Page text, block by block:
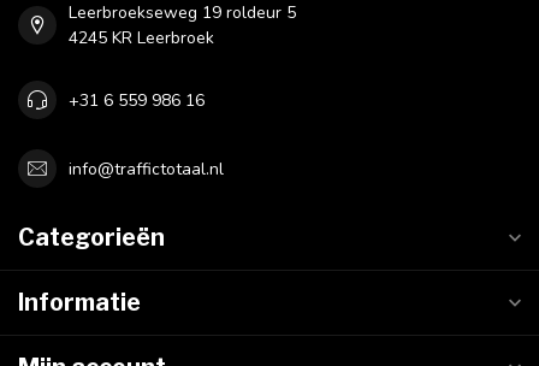
Leerbroekseweg 19 roldeur 5
4245 KR Leerbroek
+31 6 559 986 16
info@traffictotaal.nl
Categorieën
Informatie